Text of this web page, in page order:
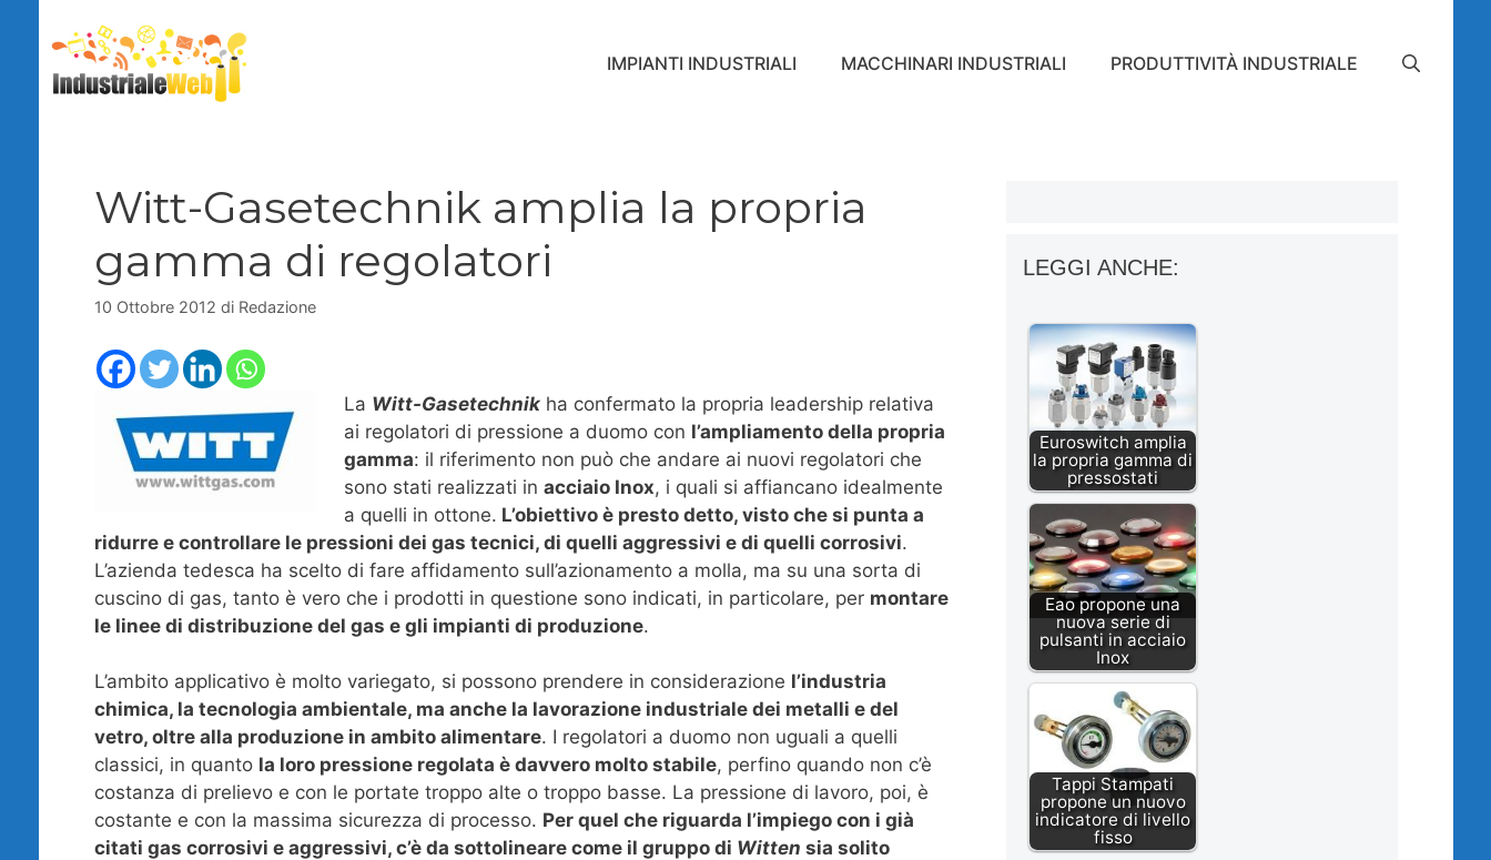
contenuto
IMPIANTI INDUSTRIALI MACCHINARI INDUSTRIALI PRODUTTIVITÀ INDUSTRIALE
Witt-Gasetechnik amplia la propria
gamma di regolatori
10 Ottobre 2012 di Redazione
La Witt-Gasetechnik ha confermato la propria leadership relativa
ai regolatori di pressione a duomo con l’ampliamento della propria
gamma: il riferimento non può che andare ai nuovi regolatori che
sono stati realizzati in acciaio Inox, i quali si affiancano idealmente
a quelli in ottone. L’obiettivo è presto detto, visto che si punta a
ridurre e controllare le pressioni dei gas tecnici, di quelli aggressivi e di quelli corrosivi.
L’azienda tedesca ha scelto di fare affidamento sull’azionamento a molla, ma su una sorta di
cuscino di gas, tanto è vero che i prodotti in questione sono indicati, in particolare, per montare
le linee di distribuzione del gas e gli impianti di produzione.
L’ambito applicativo è molto variegato, si possono prendere in considerazione l’industria
chimica, la tecnologia ambientale, ma anche la lavorazione industriale dei metalli e del
vetro, oltre alla produzione in ambito alimentare. I regolatori a duomo non uguali a quelli
classici, in quanto la loro pressione regolata è davvero molto stabile, perfino quando non c’è
costanza di prelievo e con le portate troppo alte o troppo basse. La pressione di lavoro, poi, è
costante e con la massima sicurezza di processo. Per quel che riguarda l’impiego con i già
citati gas corrosivi e aggressivi, c’è da sottolineare come il gruppo di Witten sia solito
LEGGI ANCHE:
Euroswitch amplia
la propria gamma di
pressostati
Eao propone una
nuova serie di
pulsanti in acciaio
Inox
Tappi Stampati
propone un nuovo
indicatore di livello
fisso